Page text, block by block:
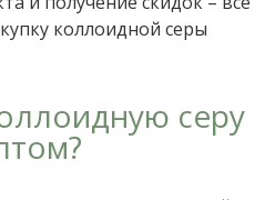
коллоидной серы
серу